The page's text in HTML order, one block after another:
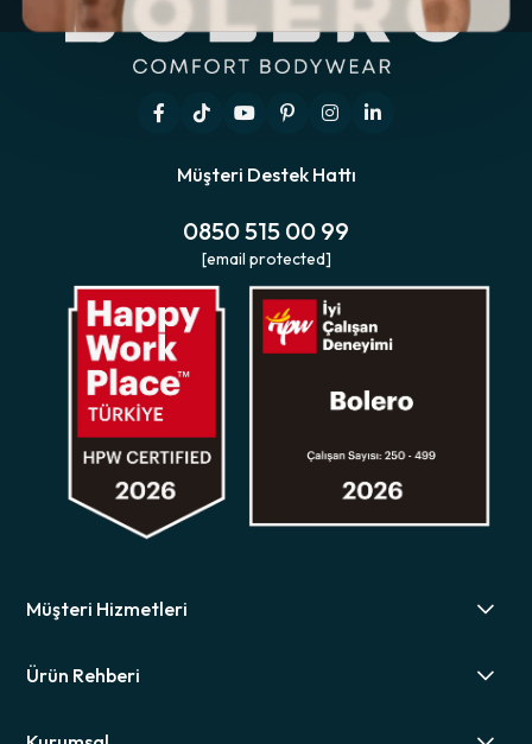
Müşteri Destek Hattı
0850 515 00 99
[email protected]
Müşteri Hizmetleri
Ürün Rehberi